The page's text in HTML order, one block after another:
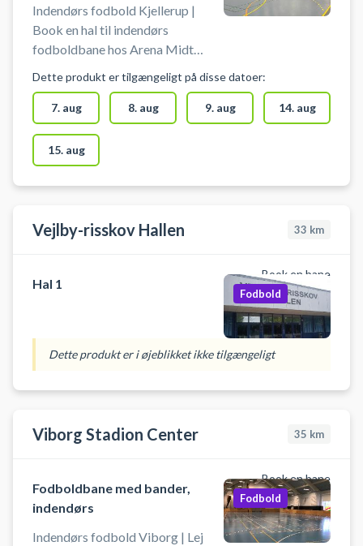
fodbold-Arden
Indendørs fodbold Kjellerup |
Book en hal til indendørs
fodboldbane hos Arena Midt
uden bander (futsal) i Kjellerup.
Foruden indendørs fodbold byder
Arena Midt også på booking af
bl.a badminton- og
pickleballbaner i samme lokaler.
Der er gratis parkering lige ved
Dette produkt er tilgængeligt på disse datoer:
7. aug 8. aug 9. aug 14. aug
15. aug
Vejlby-risskov Hallen 33 km
Book en bane
Hal 1
Fodbold
Dette produkt er i øjeblikket ikke tilgængeligt
Viborg Stadion Center 35 km
Book en bane
Fodboldbane med bander,
indendørs
Indendørs fodbold Viborg | Lej
Fodbold